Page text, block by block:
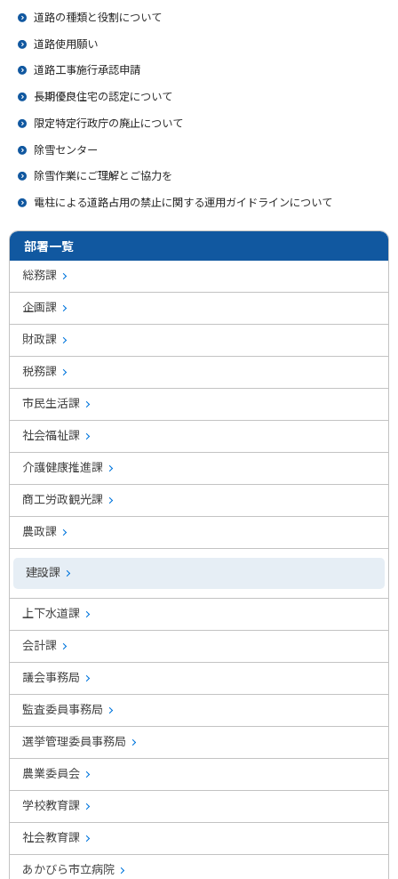
道路の種類と役割について
道路使用願い
道路工事施行承認申請
長期優良住宅の認定について
限定特定行政庁の廃止について
除雪センター
除雪作業にご理解とご協力を
電柱による道路占用の禁止に関する運用ガイドラインについて
部署一覧
総務課
企画課
財政課
税務課
市民生活課
社会福祉課
介護健康推進課
商工労政観光課
農政課
建設課
上下水道課
会計課
議会事務局
監査委員事務局
選挙管理委員事務局
農業委員会
学校教育課
社会教育課
あかびら市立病院